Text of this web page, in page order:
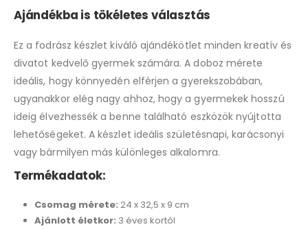
Ajándékba is tökéletes választás
Ez a fodrász készlet kiváló ajándékötlet minden kreatív és
divatot kedvelő gyermek számára. A doboz mérete
ideális, hogy könnyedén elférjen a gyerekszobában,
ugyanakkor elég nagy ahhoz, hogy a gyermekek hosszú
ideig élvezhessék a benne található eszközök nyújtotta
lehetőségeket. A készlet ideális születésnapi, karácsonyi
vagy bármilyen más különleges alkalomra.
Termékadatok:
Csomag mérete: 24 x 32,5 x 9 cm
Ajánlott életkor: 3 éves kortól